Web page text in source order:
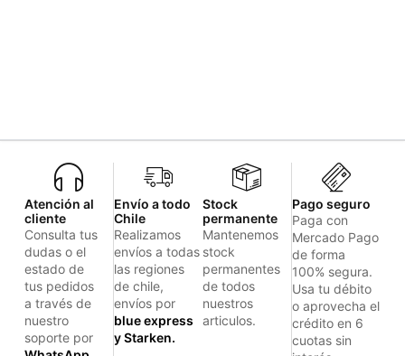
Atención al
cliente
Consulta tus
dudas o el
estado de
tus pedidos
a través de
nuestro
soporte por
Envío a todo
Chile
Realizamos
envíos a todas
las regiones
de chile,
envíos por
blue express
y Starken.
Stock
permanente
Mantenemos
stock
permanentes
de todos
nuestros
articulos.
Pago seguro
Paga con
Mercado Pago
de forma
100% segura.
Usa tu débito
o aprovecha el
crédito en 6
cuotas sin